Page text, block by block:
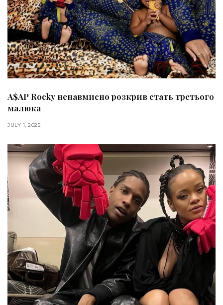
A$AP Rocky ненавмисно розкрив стать третього
малюка
JULY 1, 2025